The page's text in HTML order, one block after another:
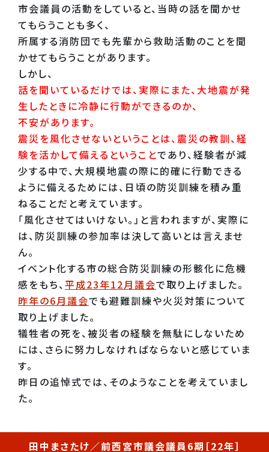
市会議員の活動をしていると、当時の話を聞かせ
てもらうことも多く、
所属する消防団でも先輩から救助活動のことを聞
かせてもらうことがあります。
しかし、
話を聞いているだけでは、実際にまた、大地震が発
生したときに冷静に行動ができるのか、
不安があります。
震災を風化させないということは、震災の教訓、経
験を活かして備えるということであり、経験者が減
少する中で、大規模地震の際に的確に行動できる
ように備えるためには、日頃の防災訓練を積み重
ねることだと考えています。
「風化させてはいけない。」と言われますが、実際に
は、防災訓練の参加率は決して高いとは言えませ
ん。
イベント化する市の総合防災訓練の形骸化に危機
感をもち、 平成23年12月議会で取り上げました。
昨年の6月議会でも避難訓練や火災対策について
取り上げました。
犠牲者の死を、被災者の経験を無駄にしないため
には、さらに努力しなければならないと感じていま
す。
昨日の追悼式では、そのようなことを考えていまし
た。
田中まさたけ／前西宮市議会議員6期［22年］